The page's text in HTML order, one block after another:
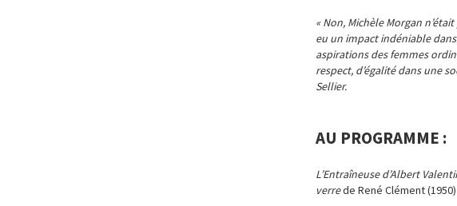
« Non, Michèle Morgan
eu un impact indéniable
aspirations des femmes
respect, d’égalité dans une
Sellier.
AU PROGRAMME :
L’Entraîneuse d’Albert
verrede René Clément